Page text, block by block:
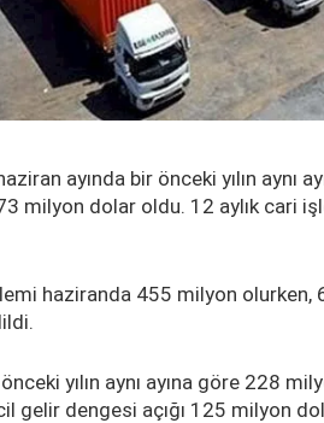
ayında bir önceki yılın aynı
milyon dolar oldu. 12 aylık cari
haziranda 455 milyon olurken,
yılın aynı ayına göre 228
gelir dengesi açığı 125 milyon